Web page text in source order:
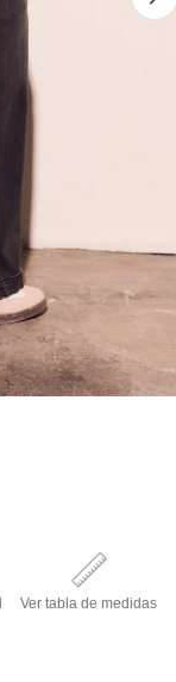
Ver tabla de medidas